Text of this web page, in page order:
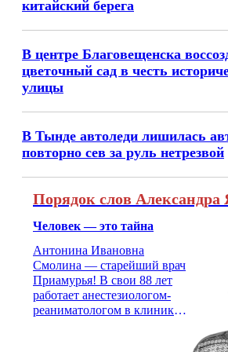
китайский берега
В центре Благовещенска
цветочный сад в честь
улицы
В Тынде автоледи лишилась
повторно сев за руль нетрезвой
Порядок слов
Человек — это тайна
Антонина Ивановна
Смолина — старейший врач
Приамурья! В свои 88 лет
работает анестезиологом-
реаниматологом в клинике